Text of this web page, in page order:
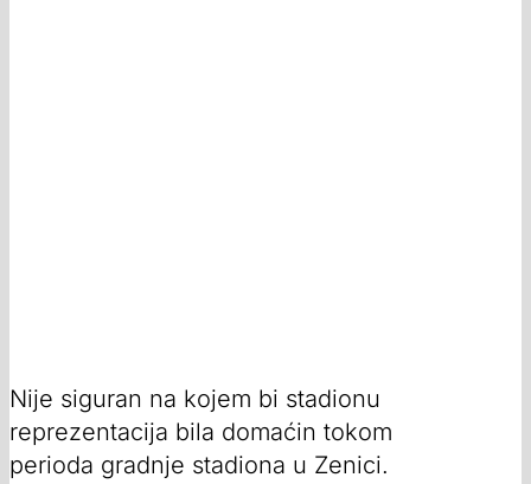
Nije siguran na kojem bi stadionu
reprezentacija bila domaćin tokom
perioda gradnje stadiona u Zenici.